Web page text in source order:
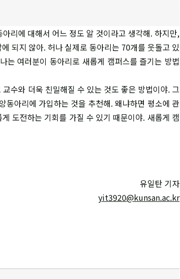
리에 대해서 어느 정도 알 것이라고 생각해. 하지만,
되지 않아. 허나 실제로 동아리는 70개를 웃돌고 있
는 여러분이 동아리로 새롭게 캠퍼스를 즐기는 방법
수와 더욱 친밀해질 수 있는 것도 좋은 방법이야. 그
아리에 가입하는 것을 추천해. 왜냐하면 평소에 관
도전하는 기회를 가질 수 있기 때문이야. 새롭게 캠
유일탄 기자
yit3920@kunsan.ac.kr